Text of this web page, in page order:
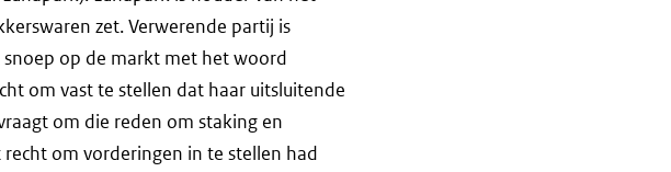
zet. Verwerende partij is
snoep op de markt met het woord
om vast te stellen dat haar uitsluitende
om die reden om staking en
om vorderingen in te stellen had